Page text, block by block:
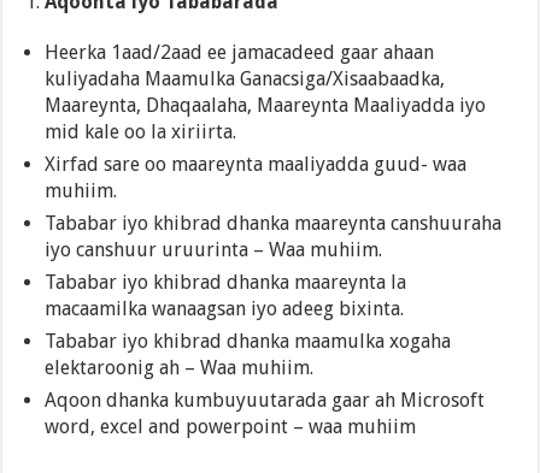
Heerka 1aad/2aad ee jamacadeed gaar ahaan
kuliyadaha Maamulka Ganacsiga/Xisaabaadka,
Maareynta, Dhaqaalaha, Maareynta Maaliyadda iyo
mid kale oo la xiriirta.
Xirfad sare oo maareynta maaliyadda guud- waa
muhiim.
Tababar iyo khibrad dhanka maareynta canshuuraha
iyo canshuur uruurinta – Waa muhiim.
Tababar iyo khibrad dhanka maareynta la
macaamilka wanaagsan iyo adeeg bixinta.
Tababar iyo khibrad dhanka maamulka xogaha
elektaroonig ah – Waa muhiim.
Aqoon dhanka kumbuyuutarada gaar ah Microsoft
word, excel and powerpoint – waa muhiim